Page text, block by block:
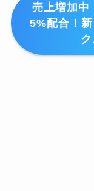
売上増加中
5%配合！